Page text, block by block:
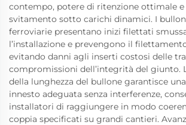
contempo, potere di ritenzione ottimale e
svitamento sotto carichi dinamici. I
ferroviarie presentano inizi filettati
l’installazione e prevengono il
evitando danni agli inserti costosi delle
compromissioni dell’integrità del giunto.
della lunghezza del bullone garantisce
innesto adeguata senza interferenze,
installatori di raggiungere in modo
coppia specificati su grandi cantieri.